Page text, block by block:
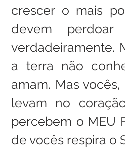
crescer o mais
devem
verdadeiramente.
a terra não
amam. Mas
levam no
percebem o MEU
de vocês respira o